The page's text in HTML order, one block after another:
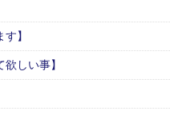
】
しい事】